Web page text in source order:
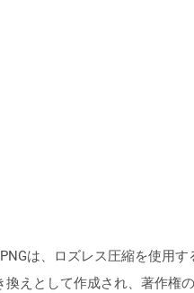
は、ロズレス圧縮を使用
えとして作成され、著作